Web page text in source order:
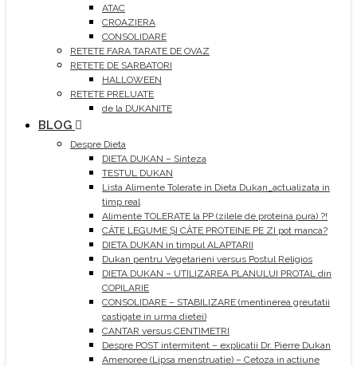
ATAC
CROAZIERA
CONSOLIDARE
RETETE FARA TARATE DE OVAZ
RETETE DE SARBATORI
HALLOWEEN
RETETE PRELUATE
de la DUKANITE
BLOG
Despre Dieta
DIETA DUKAN – Sinteza
TESTUL DUKAN
Lista Alimente Tolerate in Dieta Dukan_actualizata in
timp real
Alimente TOLERATE la PP (zilele de proteina pura) ?!
CÂTE LEGUME ȘI CÂTE PROTEINE PE ZI pot manca?
DIETA DUKAN in timpul ALAPTARII
Dukan pentru Vegetarieni versus Postul Religios
DIETA DUKAN – UTILIZAREA PLANULUI PROTAL din
COPILARIE
CONSOLIDARE – STABILIZARE (mentinerea greutatii
castigate in urma dietei)
CANTAR versus CENTIMETRI
Despre POST intermitent – explicatii Dr. Pierre Dukan
Amenoree (Lipsa menstruatie) – Cetoza in actiune